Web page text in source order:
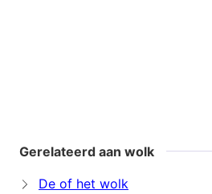
Gerelateerd aan wolk
De of het wolk